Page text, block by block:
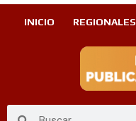
INICIO REGIONALES